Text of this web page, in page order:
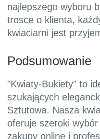
najlepszego wyboru
trosce o klienta,
kwiaciarni jest
Podsumowanie
"Kwiaty-Bukiety" to
szukających
Sztutowa. Nasza
oferuje szeroki
zakupy online i